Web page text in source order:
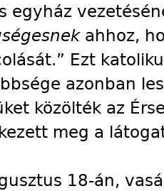
egyház
ahhoz,
Ezt
azonban
közölték az
meg a
18-án,